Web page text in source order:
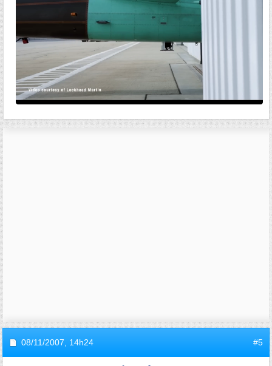
08/11/2007, 14h24 #5